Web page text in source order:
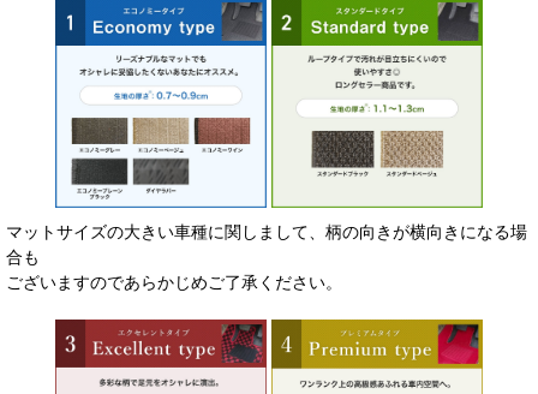
マットサイズの大きい車種に関しまして、柄の向きが横向きになる場
合も
ございますのであらかじめご了承ください。